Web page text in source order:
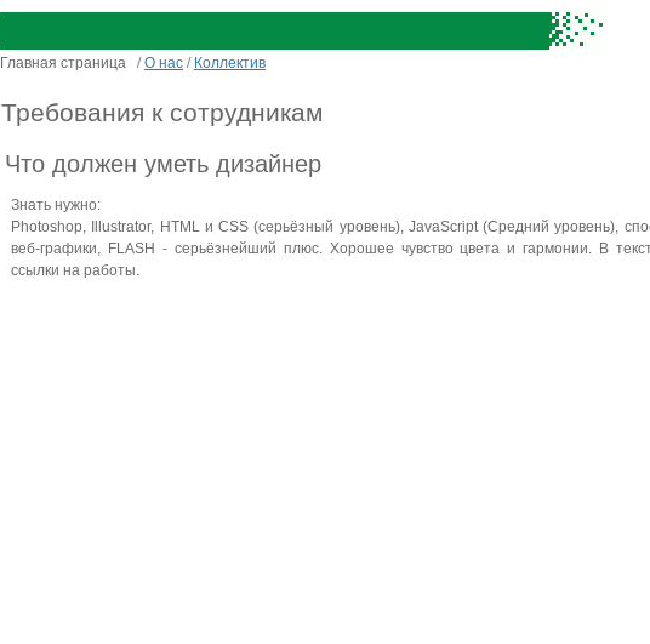
Главная страница /О нас / Коллектив
Требования к сотрудникам
Что должен уметь дизайнер
Знать нужно:
Photoshop, Illustrator, HTML и CSS (серьёзный уровень), JavaScript (Средний уровень),
веб-графики, FLASH - серьёзнейший плюс. Хорошее чувство цвета и гармонии. В
ссылки на работы.